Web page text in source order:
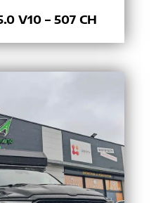
V10 – 507 CH